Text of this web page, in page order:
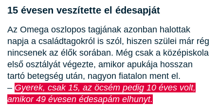
15 évesen veszítette el édesapját
Az Omega oszlopos tagjának azonban halottak
napja a családtagokról is szól, hiszen szülei már rég
nincsenek az élők sorában. Még csak a középiskola
első osztályát végezte, amikor apukája hosszan
tartó betegség után, nagyon fiatalon ment el.
– Gyerek, csak 15, az öcsém pedig 10 éves volt,
amikor 49 évesen édesapám elhunyt.